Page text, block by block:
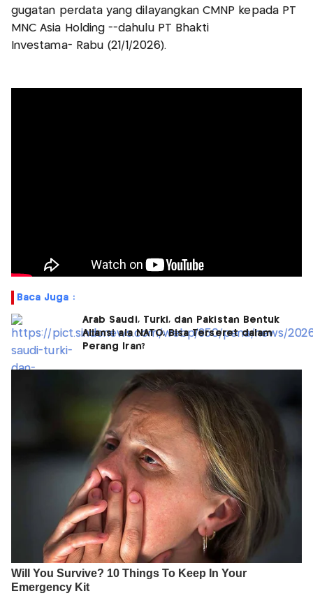
gugatan perdata yang dilayangkan CMNP kepada PT
MNC Asia Holding --dahulu PT Bhakti
Investama- Rabu (21/1/2026).
Baca Juga :
Arab Saudi, Turki, dan Pakistan Bentuk
Aliansi ala NATO, Bisa Terseret dalam
Perang Iran?